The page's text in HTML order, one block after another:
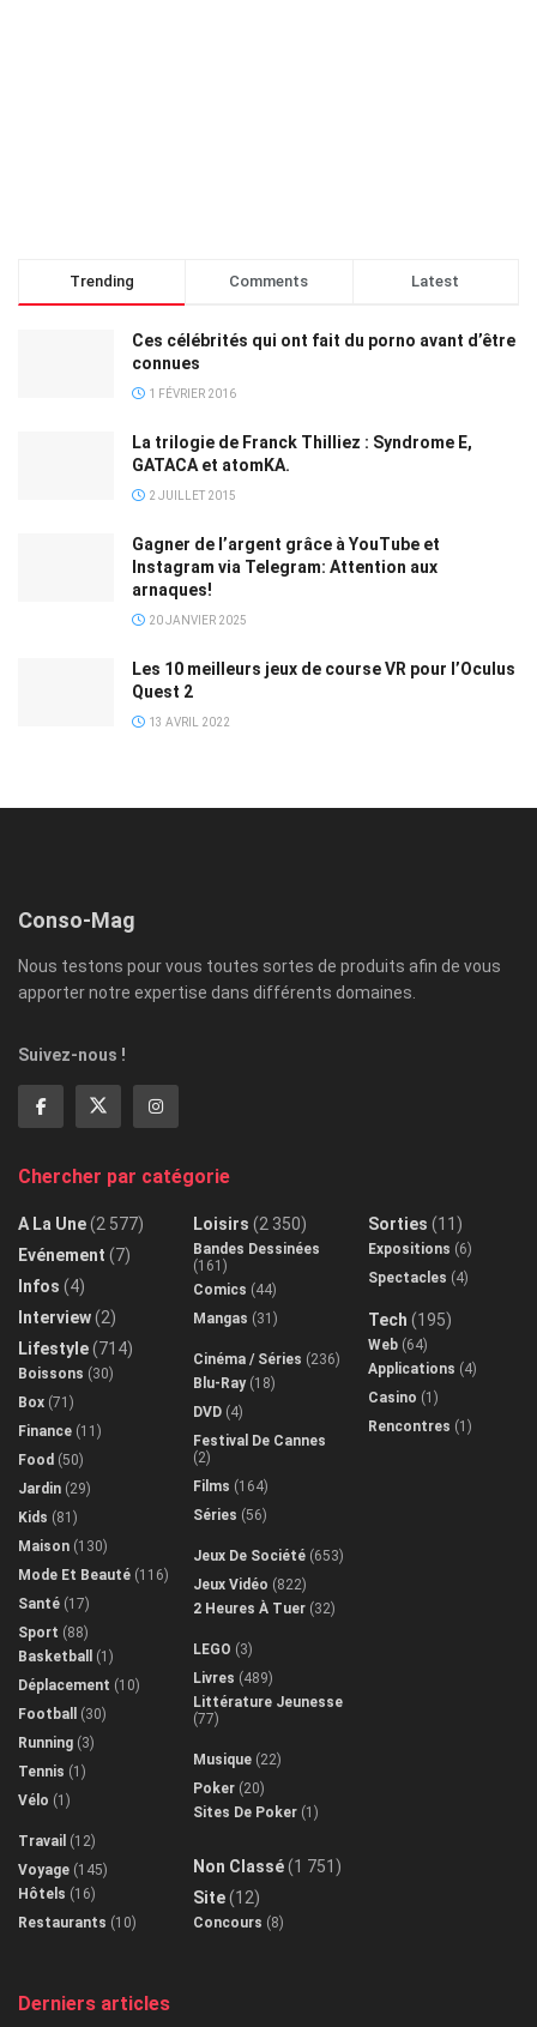
Trending Comments Latest
Ces célébrités qui ont fait du porno avant d’être
connues
1 FÉVRIER 2016
La trilogie de Franck Thilliez : Syndrome E,
GATACA et atomKA.
2 JUILLET 2015
Gagner de l’argent grâce à YouTube et
Instagram via Telegram: Attention aux
arnaques!
20 JANVIER 2025
Les 10 meilleurs jeux de course VR pour l’Oculus
Quest 2
13 AVRIL 2022
Conso-Mag
Nous testons pour vous toutes sortes de produits afin de vous
apporter notre expertise dans différents domaines.
Suivez-nous !
Chercher par catégorie
A La Une(2 577)
Evénement (7)
Infos (4)
Interview(2)
Lifestyle(714)
Boissons (30)
Box (71)
Finance (11)
Food (50)
Jardin (29)
Kids (81)
Maison (130)
Mode Et Beauté (116)
Santé (17)
Sport (88)
Basketball
(1)
Déplacement (10)
Football
(30)
Running (3)
Tennis (1)
Vélo (1)
Travail (12)
Voyage (145)
Hôtels (16)
Restaurants (10)
Loisirs (2 350)
Bandes Dessinées
(161)
Comics (44)
Mangas (31)
Cinéma / Séries (236)
Blu-Ray(18)
DVD (4)
Festival De Cannes
(2)
Films (164)
Séries (56)
Jeux De Société (653)
Jeux Vidéo (822)
2 Heures À Tuer (32)
LEGO (3)
Livres (489)
Littérature Jeunesse
(77)
Musique (22)
Poker (20)
Sites De Poker (1)
Non Classé(1 751)
Site(12)
Concours (8)
Sorties (11)
Expositions (6)
Spectacles (4)
Tech (195)
Web (64)
Applications (4)
Casino (1)
Rencontres (1)
Derniers articles